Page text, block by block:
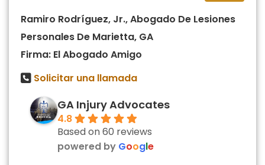
Ramiro Rodríguez, Jr., Abogado De Lesiones
Personales De Marietta, GA
Firma: El Abogado Amigo
Solicitar una llamada
GA Injury Advocates
4.8
Based on 60 reviews
powered by Google